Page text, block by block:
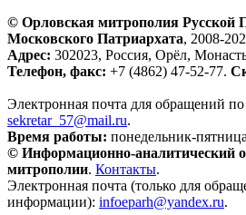
© Орловская митрополия Русской
Московского Патриархата, 2008-
Адрес: 302023, Россия, Орёл,
Телефон, факс: +7 (4862) 47-52-77.
Электронная почта для обращений
sekretar_57@mail.ru.
Время работы: понедельник-
© Информационно-аналитический
митрополии. Контакты.
Электронная почта (только для
информации): infoeparh@yandex.ru.